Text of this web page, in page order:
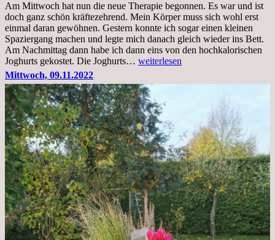
Am Mittwoch hat nun die neue Therapie begonnen. Es war und ist
doch ganz schön kräftezehrend. Mein Körper muss sich wohl erst
einmal daran gewöhnen. Gestern konnte ich sogar einen kleinen
Spaziergang machen und legte mich danach gleich wieder ins Bett.
Am Nachmittag dann habe ich dann eins von den hochkalorischen
Joghurts gekostet. Die Joghurts… Freitag,
Therapie
Beginn
gut
überstanden
weiterlesen
Mittwoch, 09.11.2022